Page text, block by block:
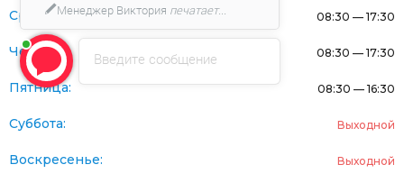
Среда: 08:30 — 17:30
Четверг: 08:30 — 17:30
Пятница: 08:30 — 16:30
Суббота: Выходной
Воскресенье: Выходной
Введите сообщение
Менеджер Виктория печатает...